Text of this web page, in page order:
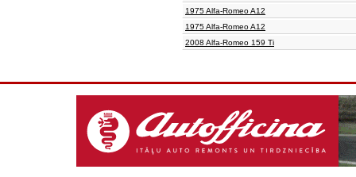
1975 Alfa-Romeo A12
1975 Alfa-Romeo A12
2008 Alfa-Romeo 159 Ti